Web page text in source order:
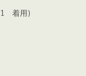
着用)